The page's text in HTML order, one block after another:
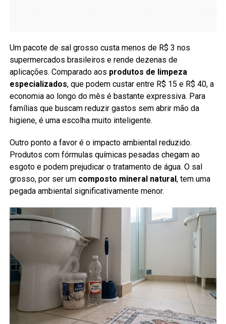
Um pacote de sal grosso custa menos de R$ 3 nos
supermercados brasileiros e rende dezenas de
aplicações. Comparado aos produtos de limpeza
especializados, que podem custar entre R$ 15 e R$ 40, a
economia ao longo do mês é bastante expressiva. Para
famílias que buscam reduzir gastos sem abrir mão da
higiene, é uma escolha muito inteligente.
Outro ponto a favor é o impacto ambiental reduzido.
Produtos com fórmulas químicas pesadas chegam ao
esgoto e podem prejudicar o tratamento de água. O sal
grosso, por ser um composto mineral natural , tem uma
pegada ambiental significativamente menor.